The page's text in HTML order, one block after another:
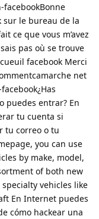
sur le bureau de la
ce que vous m’avez
pas où se trouve
facebook Merci
net
puedes entrar? En
tu cuenta si
tu correo o tu
you can use
by make, model,
of both new
vehicles like
En Internet puedes
cómo hackear una